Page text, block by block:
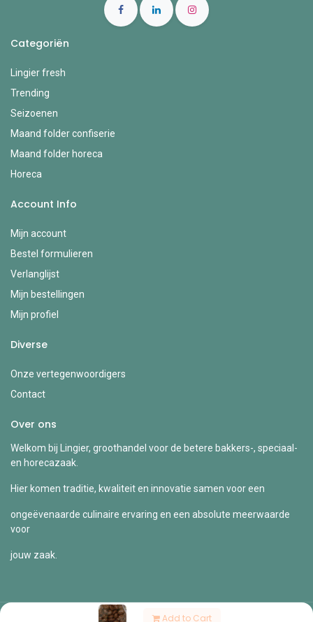
Add to Cart
Categoriën
Lingier fresh
Trending
Seizoenen
Maand folder confiserie
Maand folder horeca
Horeca
Account Info
Mijn account
Bestel formulieren
Verlanglijst
Mijn bestellingen
Mijn profiel
Diverse
Onze vertegenwoordigers
Contact
Over ons
Welkom bij Lingier, groothandel voor de betere bakkers-, speciaal-
en horecazaak.
Hier komen traditie, kwaliteit en innovatie samen voor een
ongeëvenaarde culinaire ervaring en een absolute meerwaarde
voor
jouw zaak.